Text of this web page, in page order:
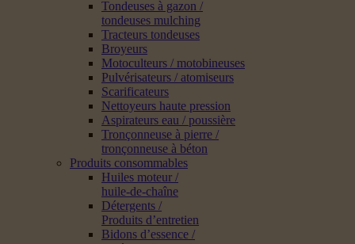
Tondeuses à gazon /
tondeuses mulching
Tracteurs tondeuses
Broyeurs
Motoculteurs / motobineuses
Pulvérisateurs / atomiseurs
Scarificateurs
Nettoyeurs haute pression
Aspirateurs eau / poussière
Tronçonneuse à pierre /
tronçonneuse à béton
Produits consommables
Huiles moteur /
huile-de-chaîne
Détergents /
Produits d’entretien
Bidons d’essence /